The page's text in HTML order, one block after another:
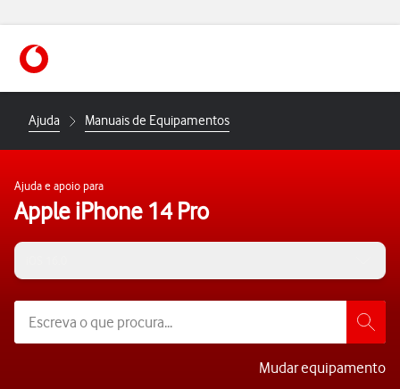
https://www.vodafone.pt
Ajuda Manuais de Equipamentos
Ajuda e apoio para
Apple iPhone 14 Pro
Mudar equipamento